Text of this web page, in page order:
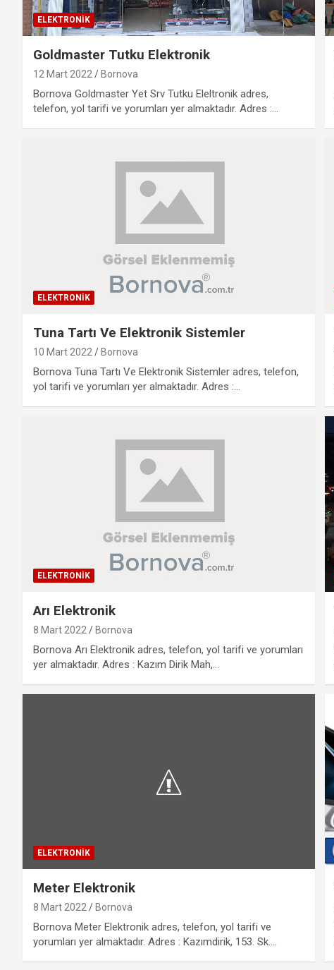
ELEKTRONIK
Goldmaster Tutku Elektronik
12 Mart 2022 Bornova
Bornova Goldmaster Yet Srv Tutku Eleltronik adres,
telefon, yol tarifi ve yorumları yer almaktadır. Adres :…
ELEKTRONIK
Tuna Tartı Ve Elektronik Sistemler
10 Mart 2022 Bornova
Bornova Tuna Tartı Ve Elektronik Sistemler adres, telefon,
yol tarifi ve yorumları yer almaktadır. Adres :…
ELEKTRONIK
Arı Elektronik
8 Mart 2022 Bornova
Bornova Arı Elektronik adres, telefon, yol tarifi ve yorumları
yer almaktadır. Adres : Kazım Dirik Mah,…
ELEKTRONIK
Meter Elektronik
8 Mart 2022 Bornova
Bornova Meter Elektronik adres, telefon, yol tarifi ve
yorumları yer almaktadır. Adres : Kazımdirik, 153. Sk.…